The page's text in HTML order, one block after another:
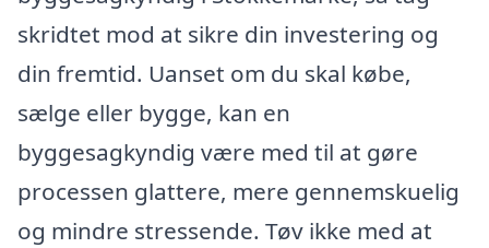
skridtet mod at sikre din investering og
din fremtid. Uanset om du skal købe,
sælge eller bygge, kan en
byggesagkyndig være med til at gøre
processen glattere, mere gennemskuelig
og mindre stressende. Tøv ikke med at